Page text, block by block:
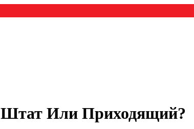
Или Приходящий?